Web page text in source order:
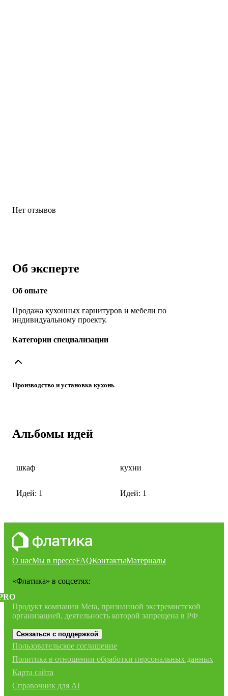
Нет отзывов
Об эксперте
Об опыте
Продажа кухонных гарнитуров и мебели по
индивидуальному проекту.
Категории специализации
Производство и установка кухонь
Альбомы идей
шкаф
Идей: 1
кухни
Идей: 1
О насМы в прессеFAQКонтактыМатериалы
«Флатика» в соцсетях:
Продукт компании Meta, признанной экстремистской
организацией, деятельность которой запрещена в РФ
Связаться с поддержкой
Пользовательское соглашение
Политика в отношении обработки персональных данных
Карта сайта
Справочник для AI